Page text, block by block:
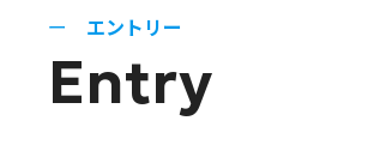
エントリー
Entry